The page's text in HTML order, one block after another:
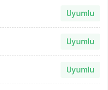
Uyumlu
Uyumlu
Uyumlu